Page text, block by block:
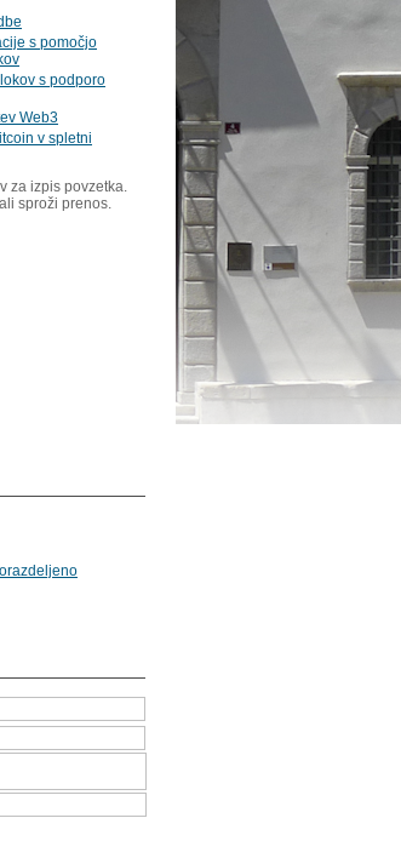
s pomočjo
s podporo
Web3
v spletni
za izpis povzetka.
sproži prenos.